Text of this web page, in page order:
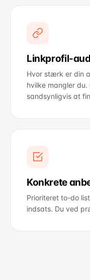
Linkprofil-
Hvor stærk er din
hvilke mangler
sandsynligvis at
Konkrete
Prioriteret to-do
indsats. Du ved